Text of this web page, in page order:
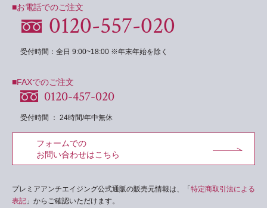
■お電話でのご注文
0120-557-020
受付時間：全日 9:00~18:00 ※年末年始を除く
■FAXでのご注文
0120-457-020
受付時間 ： 24時間/年中無休
フォームでの
お問い合わせはこちら
プレミアアンチエイジング公式通販の販売元情報は、「 特定商取引法による
表記 」からご確認いただけます。